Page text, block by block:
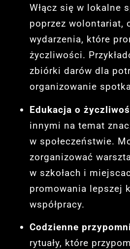
Włącz się w lokalne
poprzez wolontariat,
wydarzenia, które
życzliwości.
zbiórki darów dla
organizowanie
Edukacja o
innymi na temat
w społeczeństwie.
zorganizować
w szkołach i
promowania lepszej
współpracy.
Codzienne
rytuały, które